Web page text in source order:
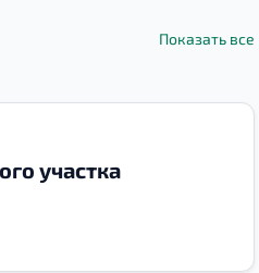
Показать все
участка